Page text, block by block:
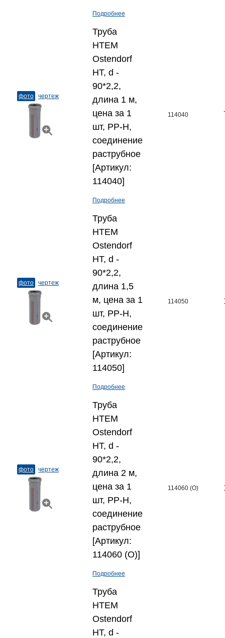
Подробнее
фото чертеж
Труба
HTEM
Ostendorf
HT, d -
90*2,2,
длина 1 м,
цена за 1
шт, PP-H,
соединение
раструбное
[Артикул:
114040]
Подробнее
114040
фото чертеж
Труба
HTEM
Ostendorf
HT, d -
90*2,2,
длина 1,5
м, цена за 1
шт, PP-H,
соединение
раструбное
[Артикул:
114050]
Подробнее
114050
фото чертеж
Труба
HTEM
Ostendorf
HT, d -
90*2,2,
длина 2 м,
цена за 1
шт, PP-H,
соединение
раструбное
[Артикул:
114060 (O)]
Подробнее
114060 (O)
Труба
HTEM
Ostendorf
HT, d -